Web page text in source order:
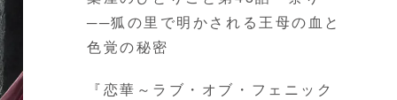
──狐の里で明かされる王母の血と
色覚の秘密
『恋華～ラブ・オブ・フェニック